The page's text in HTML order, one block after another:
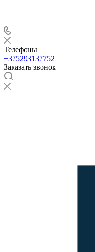
Телефоны
+375293137752
Заказать звонок